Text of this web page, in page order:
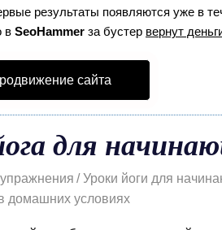
результаты появляются уже в
в SeoHammer за бустер вернут
сайта
для
Уроки йоги для
домашних условиях